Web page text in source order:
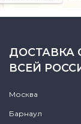
ДОСТАВКА
ВСЕЙ
Москва
Барнаул